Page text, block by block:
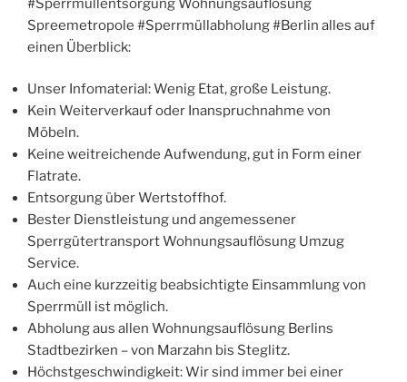
Spreemetropole #Sperrmüllabholung #Berlin alles auf
einen Überblick:
Unser Infomaterial: Wenig Etat, große Leistung.
Kein Weiterverkauf oder Inanspruchnahme von
Möbeln.
Keine weitreichende Aufwendung, gut in Form einer
Flatrate.
Entsorgung über Wertstoffhof.
Bester Dienstleistung und angemessener
Sperrgütertransport Wohnungsauflösung Umzug
Service.
Auch eine kurzzeitig beabsichtigte Einsammlung von
Sperrmüll ist möglich.
Abholung aus allen Wohnungsauflösung Berlins
Stadtbezirken – von Marzahn bis Steglitz.
Höchstgeschwindigkeit: Wir sind immer bei einer